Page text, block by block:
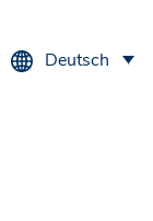
Deutsch